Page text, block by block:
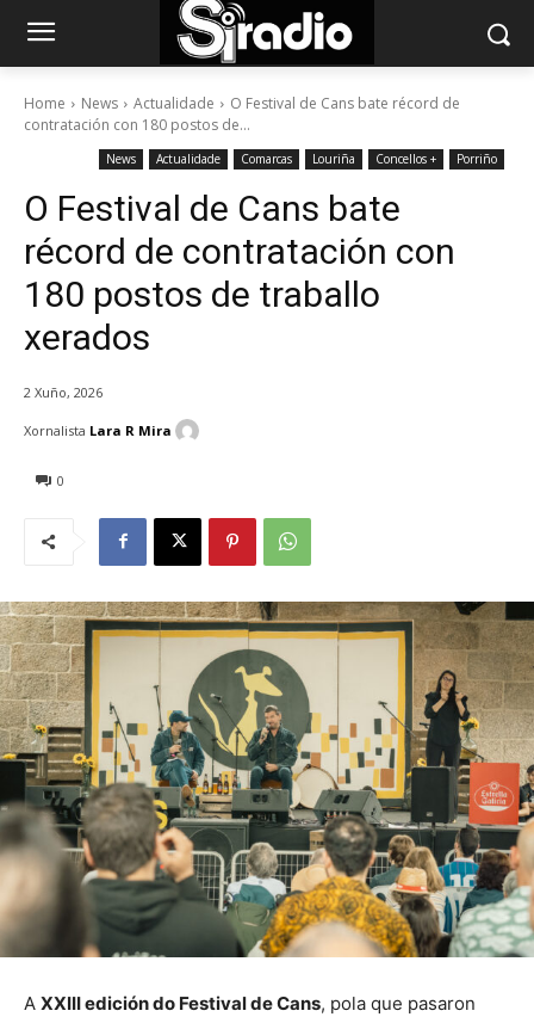
Home News Actualidade
O Festival de Cans bate récord de
contratación con 180 postos de...
News Actualidade Comarcas Louriña Concellos + Porriño
O Festival de Cans bate
récord de contratación con
180 postos de traballo
xerados
2 Xuño, 2026
0
Xornalista Lara R Mira
A XXIII edición do Festival de Cans, pola que pasaron